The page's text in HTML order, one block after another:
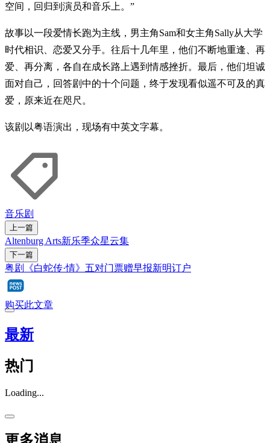
空间，回归到演员和音乐上。”
故事以一段爱情长跑为主线，男主角Sam和女主角Sally从大学
时代相识、恋爱又分手。往后十几年里，他们不断地重逢、再
爱、再分离，各自在成长路上遇到情感挫折。最后，他们坦诚
面对自己，回答剧中的十个问题，终于发现看似遥不可及的真
爱，原来近在咫尺。
该剧以粤语演出，现场有中英文字幕。
音乐剧
上一篇
Altenburg Arts新乐季众星云集
下一篇
粤剧《白蛇传·情》五对门票赠早报新明订户
购买此文章
最新
热门
Loading...